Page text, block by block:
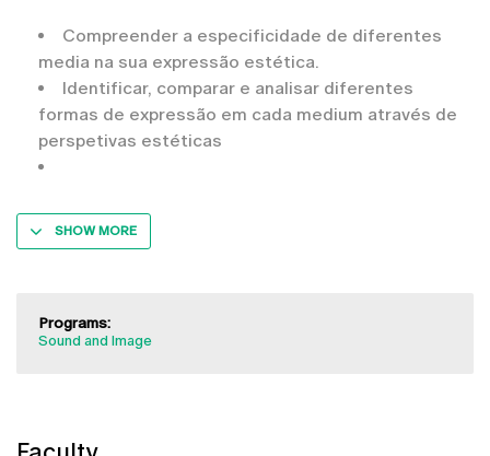
Compreender a especificidade de diferentes
media na sua expressão estética.
Identificar, comparar e analisar diferentes
formas de expressão em cada medium através de
perspetivas estéticas
SHOW MORE
Programs:
Sound and Image